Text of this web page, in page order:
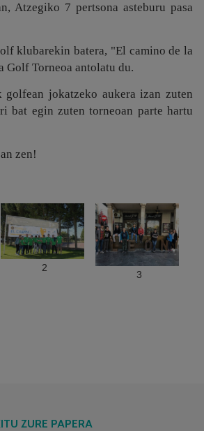
Atzegiko 7 pertsona asteburu pasa
klubarekin batera, "El camino de la
Torneoa antolatu du.
golfean jokatzeko aukera izan zuten
bat egin zuten torneoan parte hartu
zen!
2
3
ZURE PAPERA